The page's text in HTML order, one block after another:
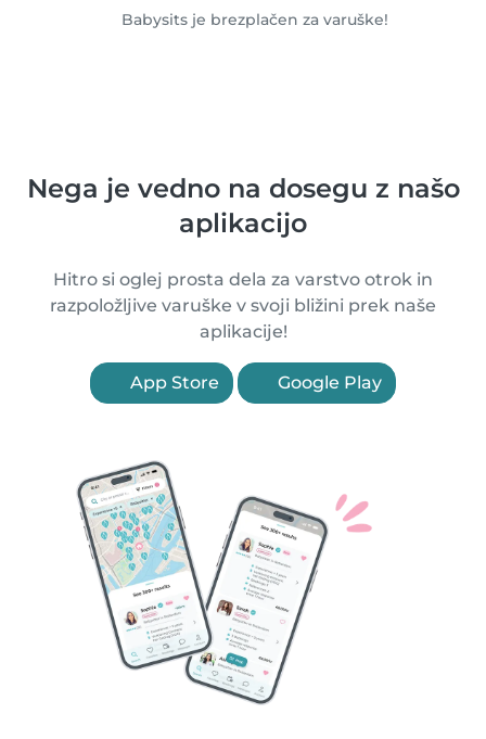
Babysits je brezplačen za varuške!
Nega je vedno na dosegu z našo
aplikacijo
Hitro si oglej prosta dela za varstvo otrok in
razpoložljive varuške v svoji bližini prek naše
aplikacije!
App Store Google Play